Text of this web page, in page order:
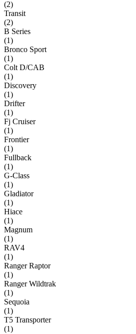
(2)
Transit
(2)
B Series
(1)
Bronco Sport
(1)
Colt D/CAB
(1)
Discovery
(1)
Drifter
(1)
Fj Cruiser
(1)
Frontier
(1)
Fullback
(1)
G-Class
(1)
Gladiator
(1)
Hiace
(1)
Magnum
(1)
RAV4
(1)
Ranger Raptor
(1)
Ranger Wildtrak
(1)
Sequoia
(1)
T5 Transporter
(1)